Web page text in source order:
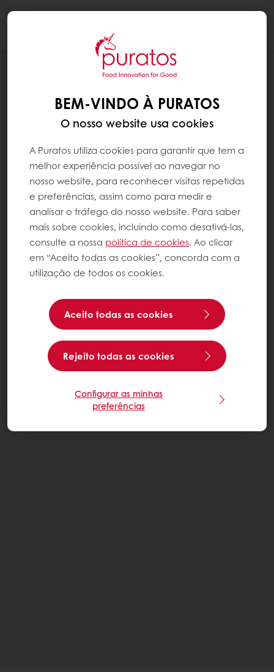
POR TODO O MUNDO CRESCE O
INTERESSE EM ELABORAR MASSA MÃE
BEM-VINDO À PURATOS
O nosso website usa cookies
A Puratos utiliza cookies para garantir que tem a
melhor experiência possível ao navegar no
nosso website, para reconhecer visitas repetidas
e preferências, assim como para medir e
analisar o tráfego do nosso website. Para saber
mais sobre cookies, incluindo como desativá-las,
consulte a nossa política de cookies. Ao clicar
em “Aceito todas as cookies”, concorda com a
utilização de todos os cookies.
Aceito todas as cookies
Rejeito todas as cookies
Configurar as minhas
preferências